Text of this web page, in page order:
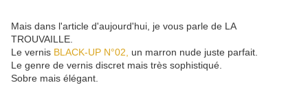
Mais dans l'article d'aujourd'hui, je vous parle de LA
TROUVAILLE.
Le vernis BLACK-UP N°02,
un marron nude juste parfait.
Le genre de vernis discret mais très sophistiqué.
Sobre mais élégant.